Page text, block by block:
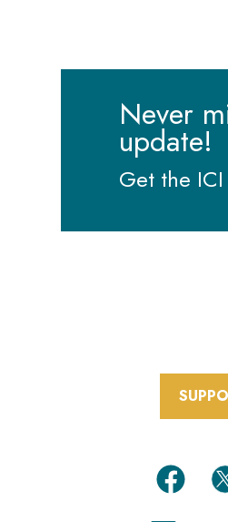
viaggio
per
di
stesso
Never
update!
Get the